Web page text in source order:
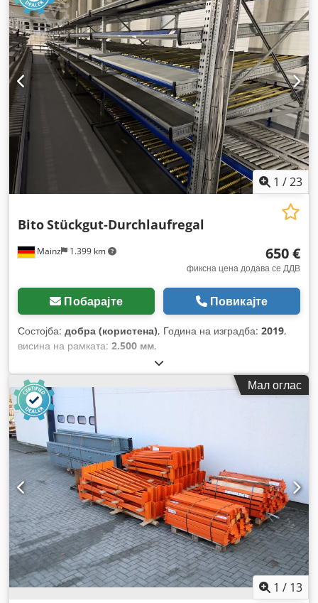
1 /23
Mainz 1.399 km
BitoStückgut-Durchlaufregal
650 €
фиксна цена додава се ДДВ
Побарајте Повикајте
Состојба: добра (користена), Година на изградба: 2019,
висина на рамката: 2.500 мм,
Мал оглас
1 / 13